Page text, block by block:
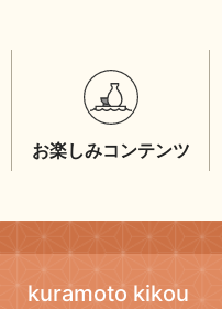
お楽しみコンテンツ
kuramoto kikou